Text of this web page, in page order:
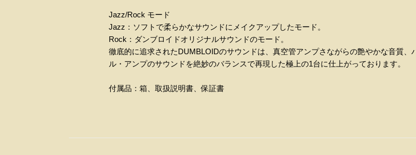
Jazz/Rock モード
Jazz：ソフトで柔らかなサウンドにメイクアップしたモード。
Rock：ダンブロイドオリジナルサウンドのモード。
徹底的に追求されたDUMBLOIDのサウンドは、真空管アンプさながらの艶やかな音質
ル・アンプのサウンドを絶妙のバランスで再現した極上の1台に仕上がっております。
付属品：箱、取扱説明書、保証書